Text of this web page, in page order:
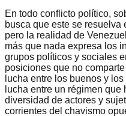
En todo conflicto político,
busca que este se resuelva
pero la realidad de
más que nada expresa los
grupos políticos y sociales
posiciones que no
lucha entre los buenos y
lucha entre un régimen
diversidad de actores y
corrientes del chavismo